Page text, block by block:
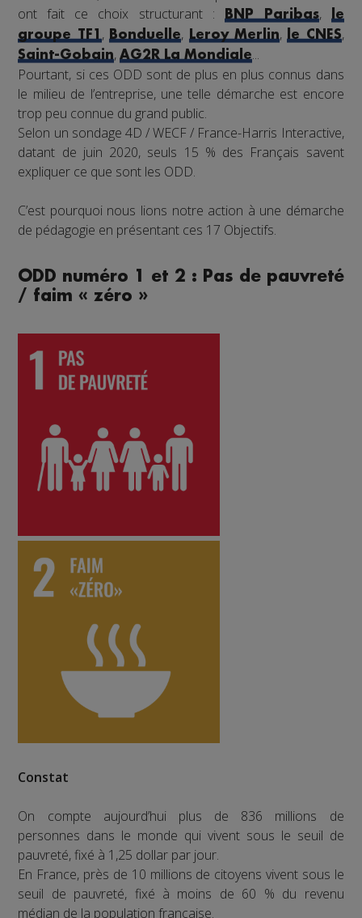
ont fait ce choix structurant :
BNP Paribas,
le
groupe TF1,Bonduelle, Leroy Merlin,le CNES,
Saint-Gobain,AG2R La Mondiale...
Pourtant, si ces ODD sont de plus en plus connus dans
le milieu de l’entreprise, une telle démarche est encore
trop peu connue du grand public.
Selon un sondage 4D / WECF / France-Harris Interactive,
datant de juin 2020, seuls 15 % des Français savent
expliquer ce que sont les ODD.
C’est pourquoi nous lions notre action à une démarche
de pédagogie en présentant ces 17 Objectifs.
ODD numéro 1 et 2 : Pas de pauvreté
/ faim « zéro »
Constat
On compte aujourd’hui plus de 836 millions de
personnes dans le monde qui vivent sous le seuil de
pauvreté, fixé à 1,25 dollar par jour.
En France, près de 10 millions de citoyens vivent sous le
seuil de pauvreté, fixé à moins de 60 % du revenu
médian de la population française.